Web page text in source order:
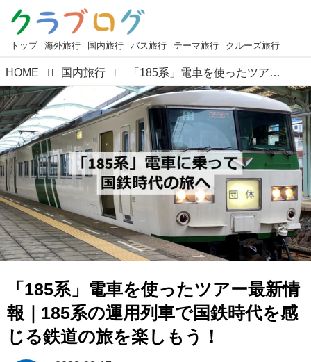
トップ 海外旅行 国内旅行 バス旅行 テーマ旅行 クルーズ旅行
HOME 国内旅行 「185系」電車を使ったツアー最新情報｜185系の運用列車で国鉄時代を感じる鉄道の旅を楽しもう！
「185系」電車を使ったツアー最新情
報｜185系の運用列車で国鉄時代を感
じる鉄道の旅を楽しもう！